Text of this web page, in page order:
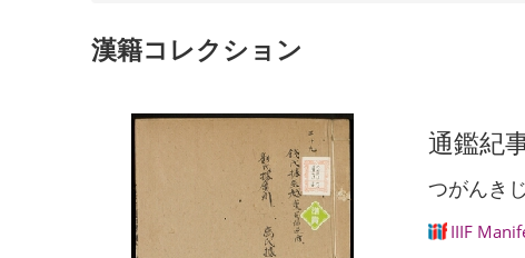
ー
シ
漢籍コレクション
通鑑紀
つがんき
IIIF